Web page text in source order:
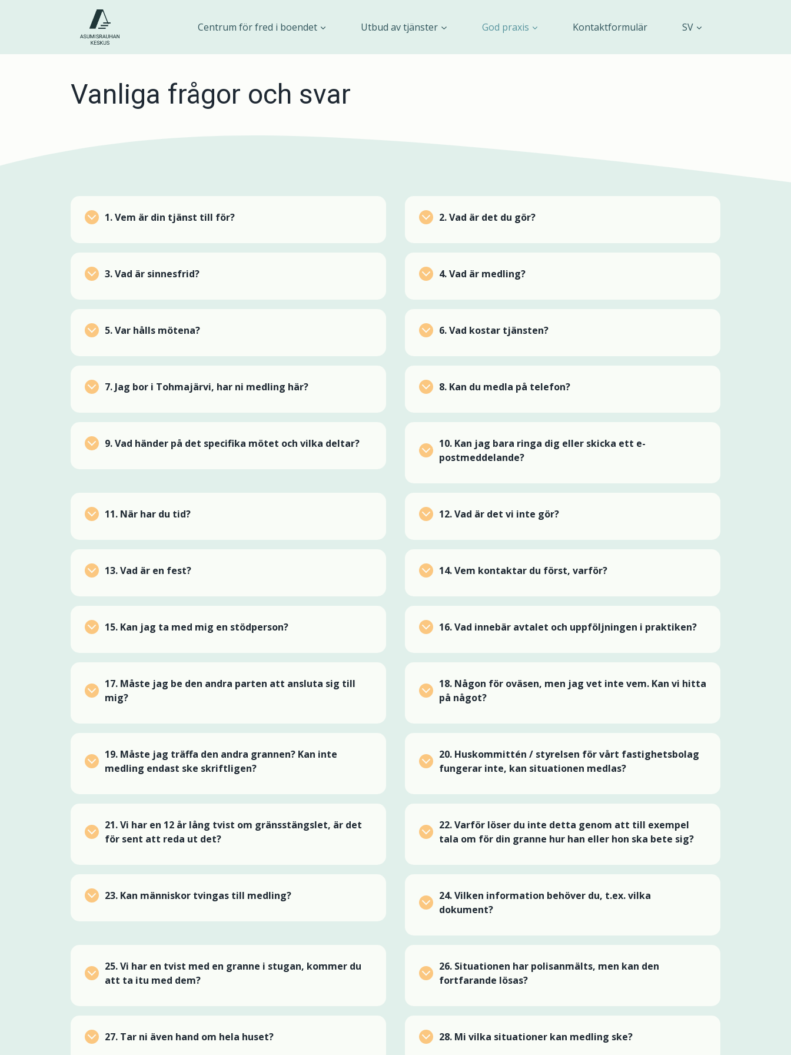
Centrum för fred i boendet Utbud av tjänster God praxis Kontaktformulär SV
Vanliga frågor och svar
1.Vem är din tjänst till för? 2.Vad är det du gör?
3.Vad är sinnesfrid? 4.Vad är medling?
5.Var hålls mötena? 6. Vad kostar tjänsten?
7. Jag bor i Tohmajärvi, har ni medling här? 8. Kan du medla på telefon?
9.Vad händer på det specifika mötet och vilka deltar? 10. Kan jag bara ringa dig eller skicka ett e-
postmeddelande?
11. När har du tid? 12.Vad är det vi inte gör?
13.Vad är en fest? 14.Vem kontaktar du först, varför?
15. Kan jag ta med mig en stödperson? 16. Vad innebär avtalet och uppföljningen i praktiken?
17. Måste jag be den andra parten att ansluta sig till
mig?
18. Någon för oväsen, men jag vet inte vem. Kan vi hitta
på något?
19. Måste jag träffa den andra grannen? Kan inte
medling endast ske skriftligen?
20. Huskommittén / styrelsen för vårt fastighetsbolag
fungerar inte, kan situationen medlas?
21.Vi har en 12 år lång tvist om gränsstängslet, är det
för sent att reda ut det?
22.Varför löser du inte detta genom att till exempel
tala om för din granne hur han eller hon ska bete sig?
23. Kan människor tvingas till medling? 24.Vilken information behöver du, t.ex. vilka
dokument?
25.Vi har en tvist med en granne i stugan, kommer du
att ta itu med dem?
26. Situationen har polisanmälts, men kan den
fortfarande lösas?
27. Tar ni även hand om hela huset? 28. Mi vilka situationer kan medling ske?